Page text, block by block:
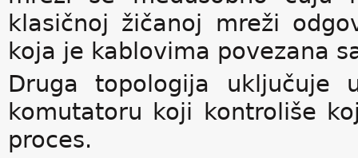
klasičnoj žičanoj mreži
koja je kablovima povezana
Druga topologija uključuje
komutatoru koji kontroliše
proces.